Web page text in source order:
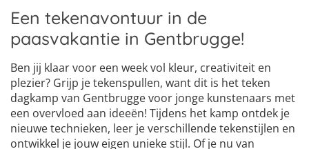
Een tekenavontuur in de
paasvakantie in Gentbrugge!
Ben jij klaar voor een week vol kleur, creativiteit en
plezier? Grijp je tekenspullen, want dit is het teken
dagkamp van Gentbrugge voor jonge kunstenaars met
een overvloed aan ideeën! Tijdens het kamp ontdek je
nieuwe technieken, leer je verschillende tekenstijlen en
ontwikkel je jouw eigen unieke stijl. Of je nu van